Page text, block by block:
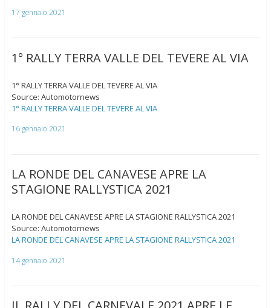
17 gennaio 2021
1° RALLY TERRA VALLE DEL TEVERE AL VIA
1° RALLY TERRA VALLE DEL TEVERE AL VIA
Source: Automotornews
1° RALLY TERRA VALLE DEL TEVERE AL VIA
16 gennaio 2021
LA RONDE DEL CANAVESE APRE LA
STAGIONE RALLYSTICA 2021
LA RONDE DEL CANAVESE APRE LA STAGIONE RALLYSTICA 2021
Source: Automotornews
LA RONDE DEL CANAVESE APRE LA STAGIONE RALLYSTICA 2021
14 gennaio 2021